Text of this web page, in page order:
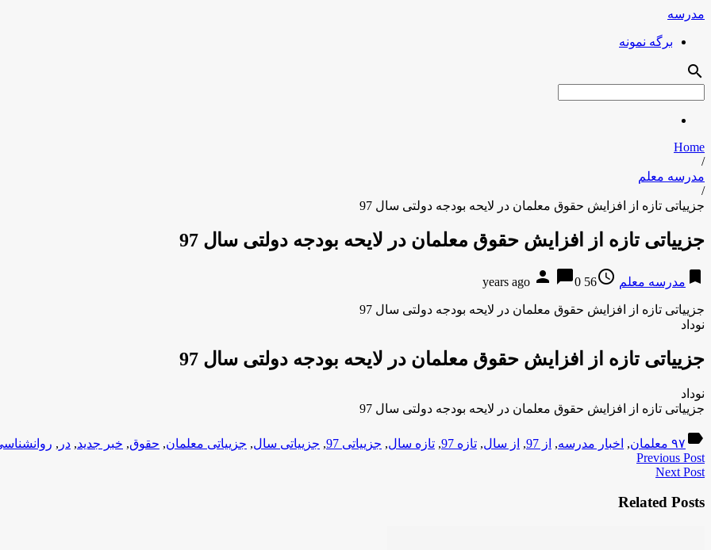
مدرسه
برگه نمونه
search
Home
/
مدرسه معلم
/
جزییاتی تازه از افزایش حقوق معلمان در لایحه بودجه دولتی سال 97
جزییاتی تازه از افزایش حقوق معلمان در لایحه بودجه دولتی سال 97
bookmark مدرسه معلم access_time
56 years ago
person chat_bubble0
جزییاتی تازه از افزایش حقوق معلمان در لایحه بودجه دولتی سال 97
نوداد
جزییاتی تازه از افزایش حقوق معلمان در لایحه بودجه دولتی سال 97
نوداد
جزییاتی تازه از افزایش حقوق معلمان در لایحه بودجه دولتی سال 97
label ۹۷ معلمان , اخبار مدرسه, از 97 , از سال, تازه 97 , تازه سال, جزییاتی 97 , جزییاتی سال, جزییاتی معلمان, حقوق, خبر جدید, در ,
Previous Post
Next Post
Related Posts